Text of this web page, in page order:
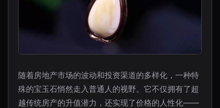
随着房地产市场的波动和投资渠道的多样化，一种特
殊的宝玉石悄然走入普通人的视野。它不仅拥有了超
越传统房产的升值潜力，还实现了价格的人性化——